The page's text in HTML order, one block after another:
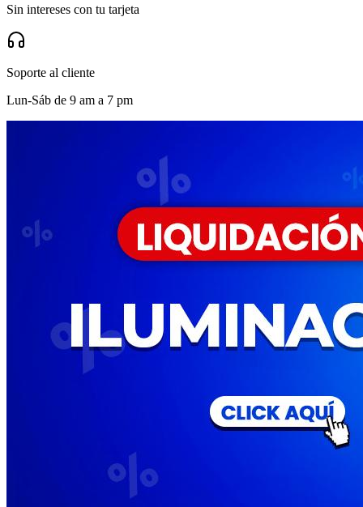
Sin intereses con tu tarjeta
Soporte al cliente
Lun-Sáb de 9 am a 7 pm